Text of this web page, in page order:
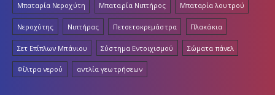
Μπαταρία Νεροχύτη Μπαταρία Νιπτήρος Μπαταρία λουτρού
Νεροχύτης Νιπτήρας Πετσετοκρεμάστρα Πλακάκια
Σετ Επίπλων Μπάνιου Σύστημα Εντοιχισμού Σώματα πάνελ
Φίλτρα νερού αντλία γεωτρήσεων